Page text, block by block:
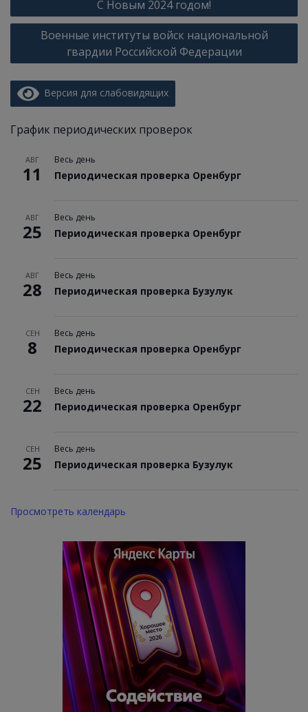
С Новым 2024 годом!
Военные институты войск национальной
гвардии Российской Федерации
Версия для слабовидящих
График периодических проверок
АВГ
11
Весь день
Периодическая проверка Оренбург
АВГ
25
Весь день
Периодическая проверка Оренбург
АВГ
28
Весь день
Периодическая проверка Бузулук
СЕН
8
Весь день
Периодическая проверка Оренбург
СЕН
22
Весь день
Периодическая проверка Оренбург
СЕН
25
Весь день
Периодическая проверка Бузулук
Просмотреть календарь